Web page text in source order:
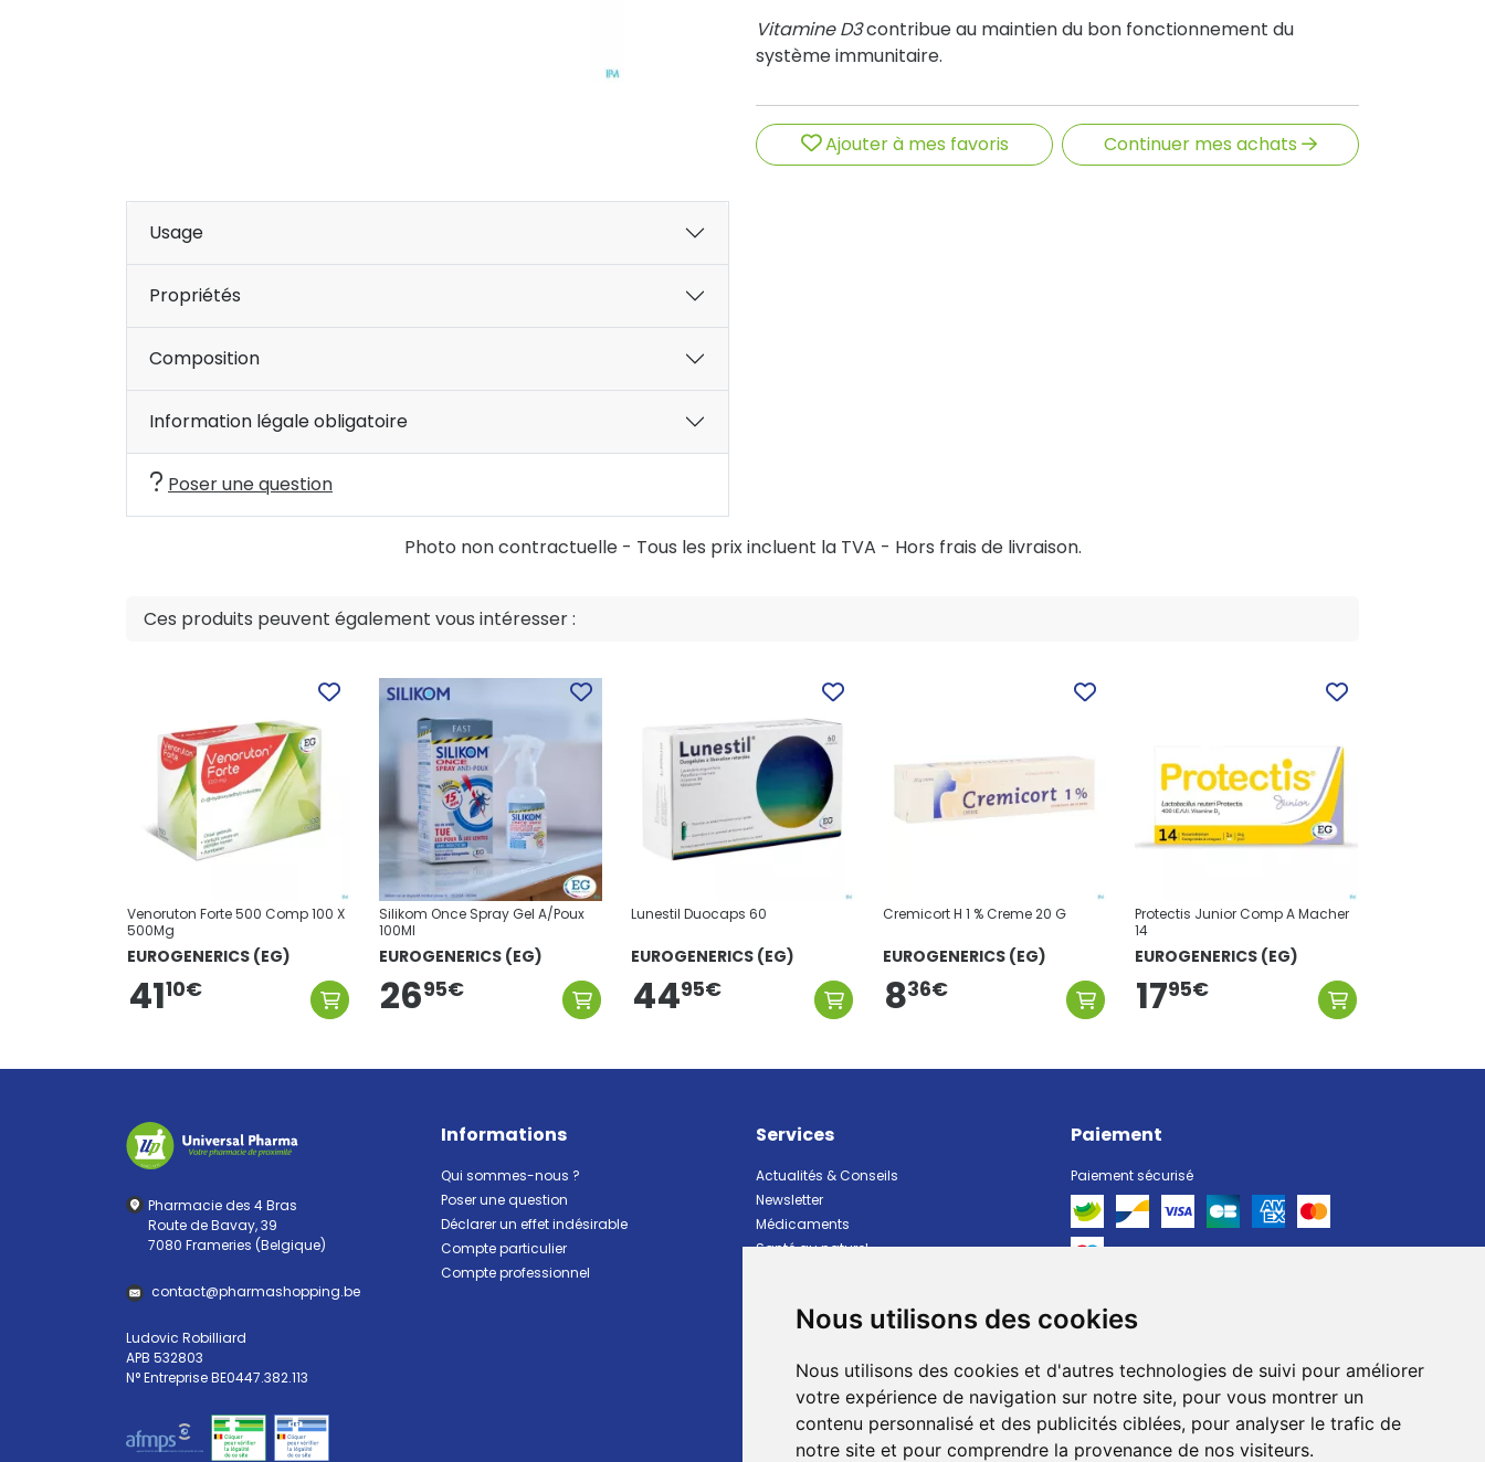
Nous utilisons des cookies
Nous utilisons des cookies et d'autres technologies de suivi pour améliorer
votre expérience de navigation sur notre site, pour vous montrer un
contenu personnalisé et des publicités ciblées, pour analyser le trafic de
notre site et pour comprendre la provenance de nos visiteurs.
Vitamine D3contribue au maintien du bon fonctionnement du
système immunitaire.
Ajouter à mes favoris Continuer mes achats
Usage
Propriétés
Composition
Information légale obligatoire
Poser une question
Photo non contractuelle - Tous les prix incluent la TVA - Hors frais de livraison.
Ces produits peuvent également vous intéresser :
Venoruton Forte 500 Comp 100 X
500Mg
EUROGENERICS (EG)
4110€
Silikom Once Spray Gel A/Poux
100Ml
EUROGENERICS (EG)
2695€
Lunestil Duocaps 60
EUROGENERICS (EG)
4495€
Cremicort H 1 % Creme 20 G
EUROGENERICS (EG)
836€
Protectis Junior Comp A Macher
14
EUROGENERICS (EG)
1795€
Pharmacie des 4 Bras
Route de Bavay, 39
7080 Frameries (Belgique)
contact@pharmashopping.be
Ludovic Robilliard
APB 532803
N° Entreprise BE0447.382.113
Informations
Qui sommes-nous ?
Poser une question
Déclarer un effet indésirable
Compte particulier
Compte professionnel
Services
Actualités & Conseils
Newsletter
Médicaments
Santé au naturel
Bébé et maman
Animaux
Marques
Ventes flash
Pharmacie de garde
Paiement
Paiement sécurisé
Livraison
Livraison dans un Point Relais